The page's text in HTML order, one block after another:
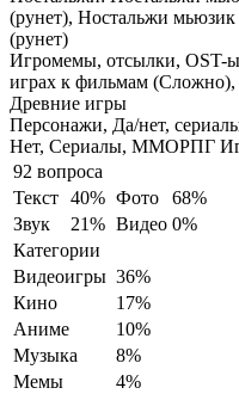
(рунет), Ностальжи
(рунет)
Игромемы, отсылки, OST-
играх к фильмам
Древние игры
Персонажи, Да/нет,
Нет, Сериалы, ММОРПГ
92 вопроса
Текст 40% Фото
68%
Звук
21% Видео 0%
Категории
Видеоигры 36%
Кино
17%
Аниме
10%
Музыка
8%
Мемы
4%